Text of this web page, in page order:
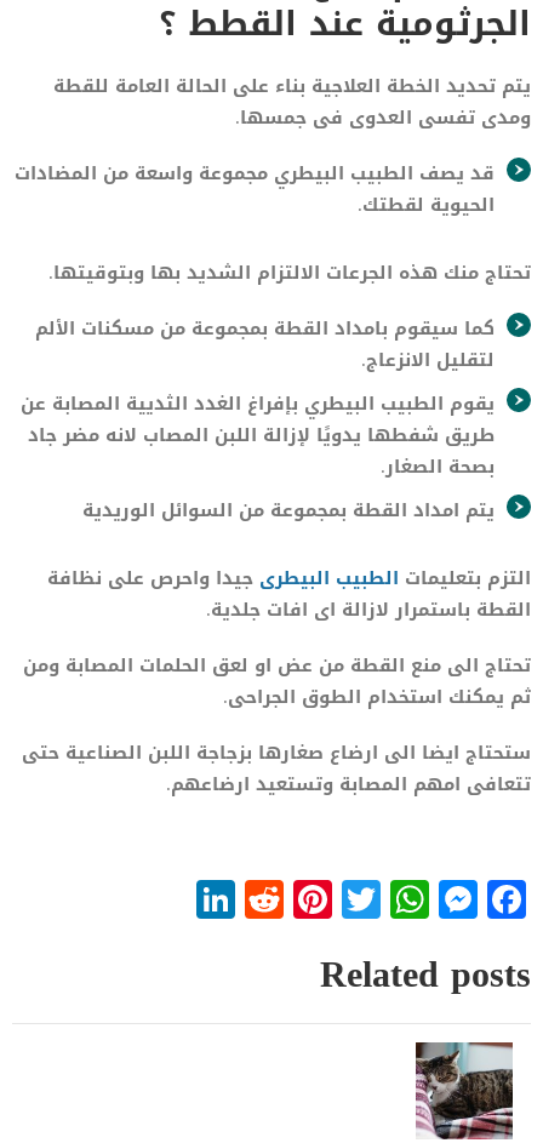
الجرثومية عند القطط ؟
يتم تحديد الخطة العلاجية بناء على الحالة العامة للقطة
ومدى تفسى العدوى فى جمسها.
قد يصف الطبيب البيطري مجموعة واسعة من المضادات
الحيوية لقطتك.
تحتاج منك هذه الجرعات الالتزام الشديد بها وبتوقيتها.
كما سيقوم بامداد القطة بمجموعة من مسكنات الألم
لتقليل الانزعاج.
يقوم الطبيب البيطري بإفراغ الغدد الثديية المصابة عن
طريق شفطها يدويًا لإزالة اللبن المصاب لانه مضر جاد
بصحة الصغار.
يتم امداد القطة بمجموعة من السوائل الوريدية
التزم بتعليمات الطبيب البيطرى جيدا واحرص على نظافة
القطة باستمرار لازالة اى افات جلدية.
تحتاج الى منع القطة من عض او لعق الحلمات المصابة ومن
ثم يمكنك استخدام الطوق الجراحى.
ستحتاج ايضا الى ارضاع صغارها بزجاجة اللبن الصناعية حتى
تتعافى امهم المصابة وتستعيد ارضاعهم.
Facebook
Messenger
WhatsApp
Twitter
Pinterest
Reddit
Related posts